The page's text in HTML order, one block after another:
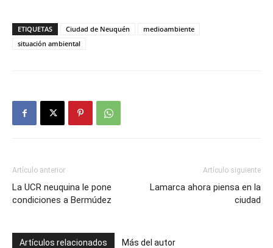
ETIQUETAS Ciudad de Neuquén
medioambiente
situación ambiental
Artículo anterior
La UCR neuquina le pone
condiciones a Bermúdez
Artículo siguiente
Lamarca ahora piensa en la
ciudad
Artículos relacionados Más del autor